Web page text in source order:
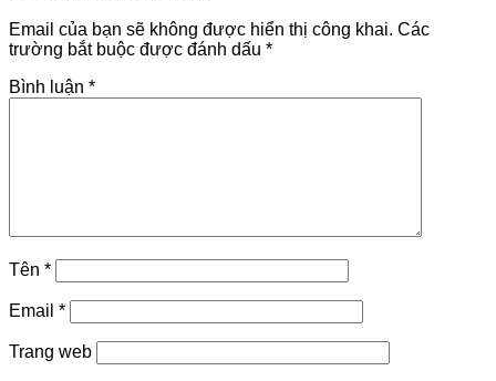
Email của bạn sẽ không được hiển thị công khai. Các
trường bắt buộc được đánh dấu *
Bình luận *
Tên *
Email *
Trang web